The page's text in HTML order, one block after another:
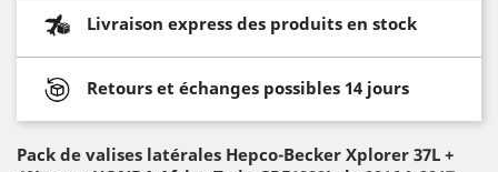
Livraison express des produits en stock
Retours et échanges possibles 14 jours
Pack de valises latérales Hepco-Becker Xplorer 37L +